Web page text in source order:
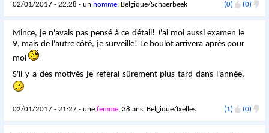
02/01/2017 - 22:28 - un homme, Belgique/Schaerbeek (0) (0)
Mince, je n'avais pas pensé à ce détail! J'ai moi aussi examen le
9, mais de l'autre côté, je surveille! Le boulot arrivera après pour
moi
S'il y a des motivés je referai sûrement plus tard dans l'année.
02/01/2017 - 21:27 - unefemme, 38 ans, Belgique/Ixelles (1) (0)